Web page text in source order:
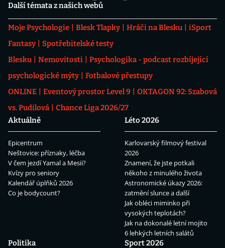
Další témata z našich webů
Moje Psychologie Blesk Tlapky Hráči na Blesku
iSport
Fantasy
Spotřebitelské testy
Blesku
Nemovitosti
Psychologika - podcast rozbíjející
psychologické mýty
Fotbalové přestupy
ONLINE
Eventový prostor Level 9
OKTAGON 92: Szabová
vs. Pudilová
Chance Liga 2026/27
Aktuálně
Epicentrum
Neštovice: příznaky, léčba
V čem jezdí Yamal a Mesii?
Kvízy pro seniory
Kalendář úplňků 2026
Co je bodycount?
Léto 2026
Karlovarský filmový festival
2026
Znamení, že jste potkali
někoho z minulého života
Astronomické úkazy 2026:
zatmění slunce a další
Jak obléci miminko při
vysokých teplotách?
Jak na dokonalé letní mojito
6 lehkých letních salátů
Politika
Sport 2026